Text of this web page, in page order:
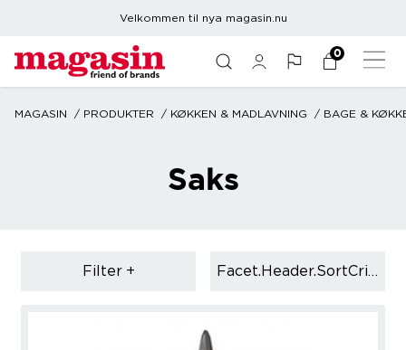
Velkommen til nya magasin.nu
0
MAGASIN PRODUKTER KØKKEN & MADLAVNING BAGE &
Saks
Filter Facet.header.sortCriteria